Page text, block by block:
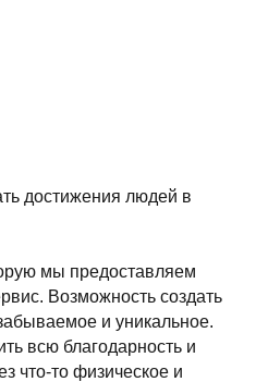
достижения людей в
мы предоставляем
Возможность создать
и уникальное.
всю благодарность и
что-то физическое и